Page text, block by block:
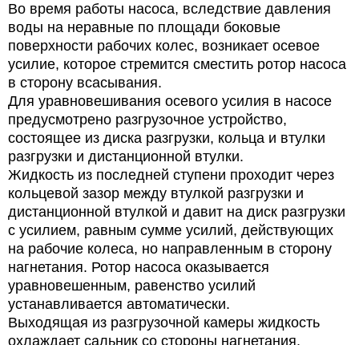
Во время работы насоса, вследствие давления
воды на неравные по площади боковые
поверхности рабочих колес, возникает осевое
усилие, которое стремится сместить ротор насоса
в сторону всасывания.
Для уравновешивания осевого усилия в насосе
предусмотрено разгрузочное устройство,
состоящее из диска разгрузки, кольца и втулки
разгрузки и дистанционной втулки.
Жидкость из последней ступени проходит через
кольцевой зазор между втулкой разгрузки и
дистанционной втулкой и давит на диск разгрузки
с усилием, равным сумме усилий, действующих
на рабочие колеса, но направленным в сторону
нагнетания. Ротор насоса оказывается
уравновешенным, равенство усилий
устанавливается автоматически.
Выходящая из разгрузочной камеры жидкость
охлаждает сальник со стороны нагнетания.